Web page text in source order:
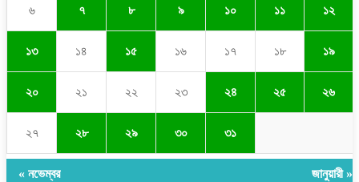
৬ ৭ ৮ ৯ ১০ ১১ ১২
১৩ ১৪ ১৫ ১৬ ১৭ ১৮ ১৯
২০ ২১ ২২ ২৩ ২৪ ২৫ ২৬
২৭ ২৮ ২৯ ৩০ ৩১
« নভেম্বর জানুয়ারী »